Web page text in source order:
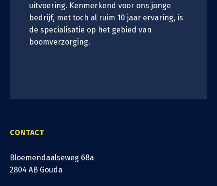
uitvoering. Kenmerkend voor ons jonge
bedrijf, met toch al ruim 10 jaar ervaring, is
de specialisatie op het gebied van
boomverzorging.
CONTACT
Bloemendaalseweg 68a
2804 AB Gouda